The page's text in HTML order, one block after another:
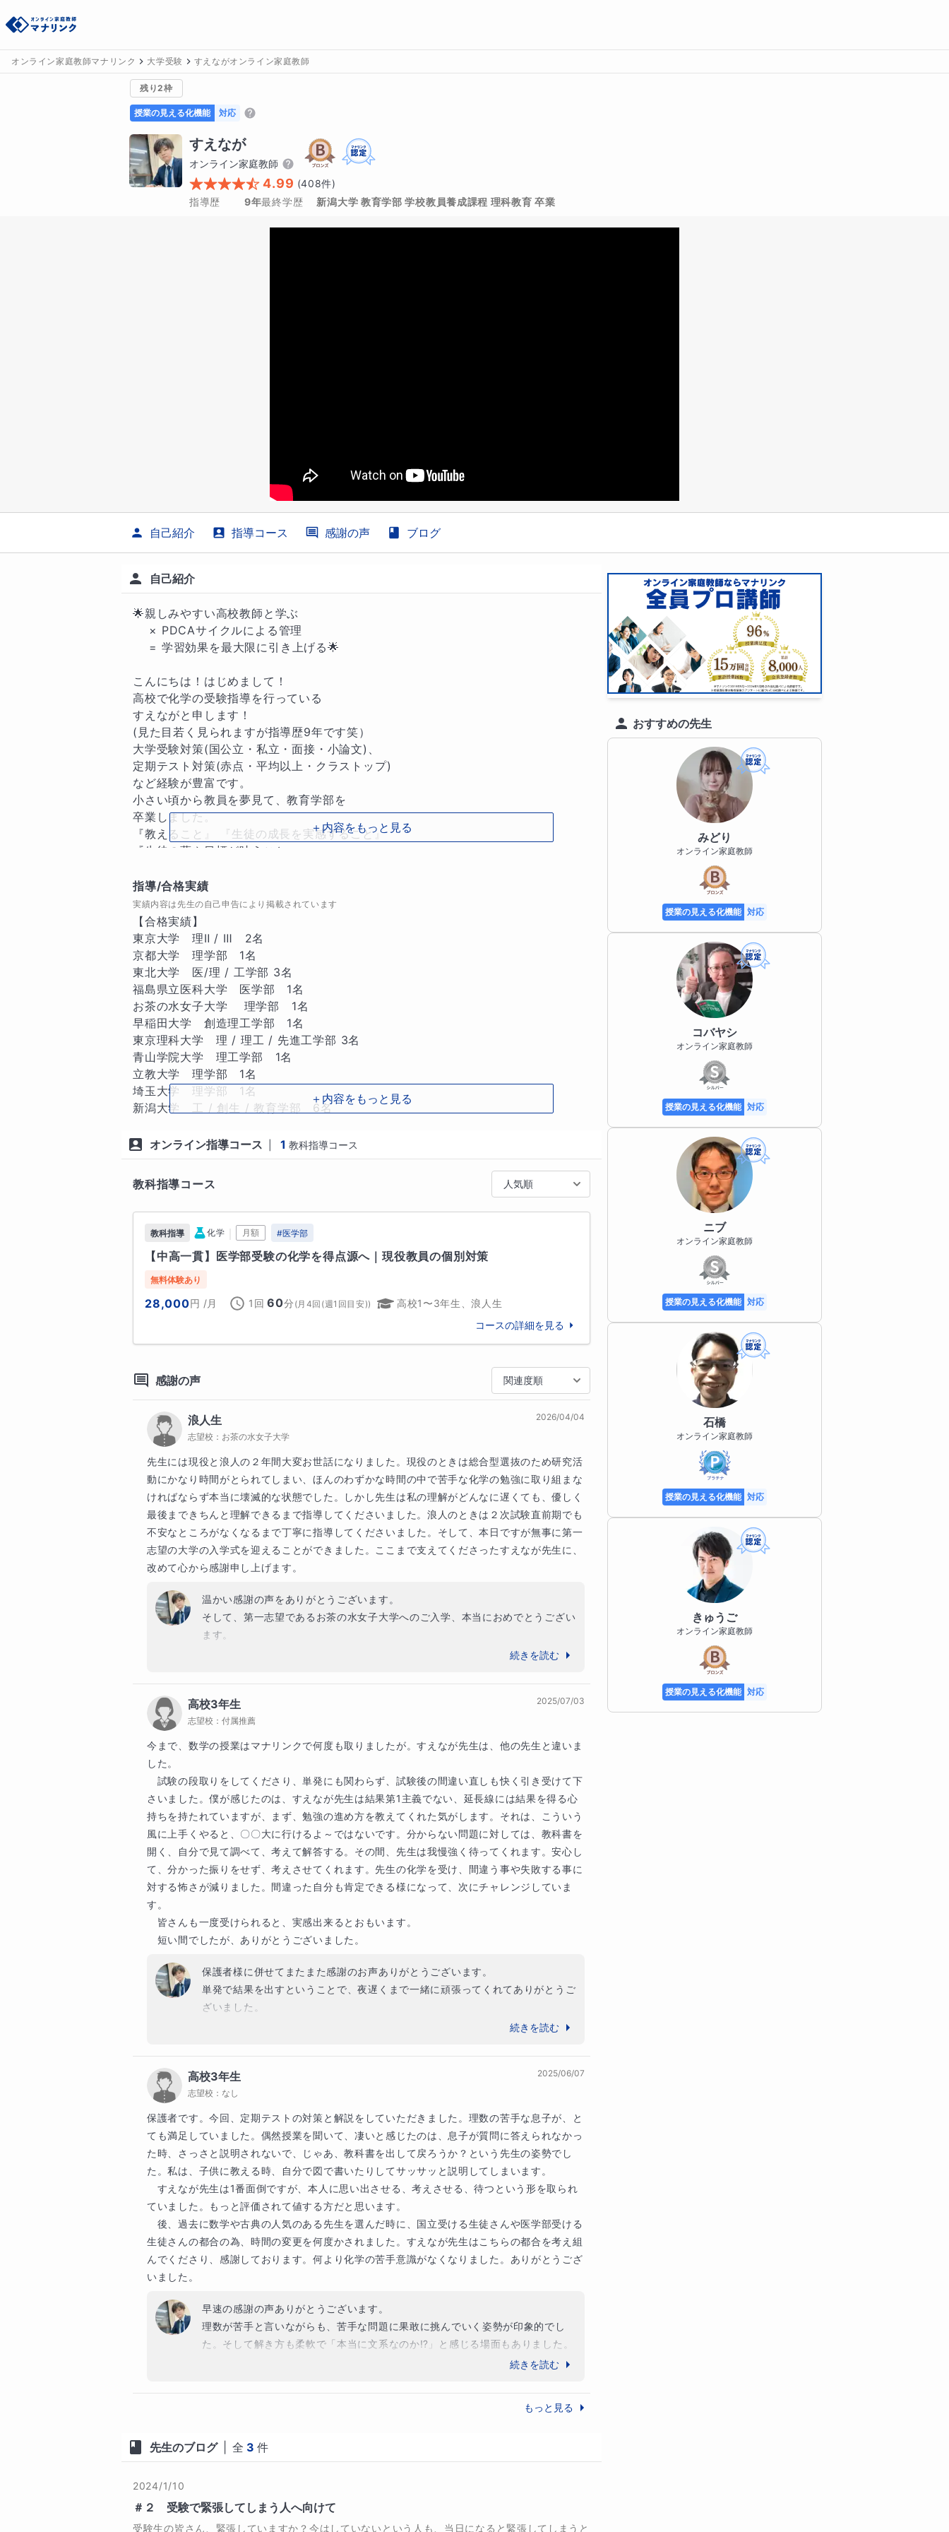
オンライン家庭教師マナリンク 大学受験 すえながオンライン家庭教師
残り2枠
授業の見える化機能 対応
すえなが
オンライン家庭教師
4.99 (408件)
指導歴
9年最終学歴 新潟大学 教育学部 学校教員養成課程 理科教育 卒業
自己紹介 指導コース 感謝の声 ブログ
自己紹介
🌟親しみやすい高校教師と学ぶ
こんにちは！はじめまして！
高校で化学の受験指導を行っている
すえながと申します！
(見た目若く見られますが指導歴9年です笑）
大学受験対策(国公立・私立・面接・小論文)、
定期テスト対策(赤点・平均以上・クラストップ)
など経験が豊富です。
小さい頃から教員を夢見て、教育学部を
卒業しました。
『教えること』 『生徒の成長を実感すること』
『生徒の夢や目標が叶うこと』
👨‍🏫 現役教師として授業・テスト作成にも関わる立場
📚 中高一貫校の進度・難易度を熟知
📈 勉強方法からサポートする指導
を大切にしています。
日頃から、生徒様くらいの年代の子(中高生)を
何年も見ているので、
勉強・進路に対する悩み・不安などに
寄り添って相談に乗ることができます。
色々とお話しながら、
夢に向かって一緒に頑張っていきましょう！！
こんな項目に当てはまっていませんか？
①真面目にやっているつもりだけど
②勉強が苦手、勉強の仕方が分からない
③内容につまずいたり休んだりして、
授業についていけなくなってしまった
④テスト直前期だけ詰め込み学習を行って、
要因の一つとして考えられます。
クラス全員のレベルやニーズにマッチした
正直難しいと痛感しています。
なので私はこれまで、集団での授業は
もちろんのこと、プラスで個別指導・
添削などを行い、一人一人に合った形で
幅広い層の生徒を指導してきました。
そこで私が思ったのは、
「全国にも、個別指導を必要としており、
勉強で困っている人がいるのではないか」
私はマナリンクでのオンライン指導を通して、
勉強に対して悩み事・困り事がある人の手助けを
していきたいと思っています。
☆指導方針について☆
私が指導の中で大切にすることは、
「①PDCAサイクル管理」
「②言語化」です。
①PDCAサイクル管理
・皆さんの長い勉強時間の中で、私が授業で関われるのは、ほんの数時間です。
・目標を達成する為には、みなさん自身の「質が伴った自主学習」が必要です。
・ただ闇雲に量だけを作業のようにこなしていった勉強は、残念ながら身になりませ
ん。
・勉強時間だけに囚われて、点数が伸び悩んでいる生徒をこれまで何人も見てきまし
た。
・そうならないためにも、都度お互いに振り返りを行い、目標から逆算したスケジュ
ールを組み立て、確実に一歩一歩進んでいきましょう。
・受験指導をしていて感じますが、近年共通テストに移行してからというもの、ただ
の丸暗記では、点数を伸ばしていくことが難しくなっています。
・そこで大事なのが「思考力」です。私の授業では考える力を伸ばしていきます。
・思考力はすぐに身に付くものではありません。そのため日々の授業を通して私と
「対話」しながら自分の理解度を「言語化」し、考える力を養っていきましょう。
(１)化学の成績で伸び悩んでいる
(２)自分に合った勉強法が見つかっていない
(３)化学を得意にして大学合格を目指したい
やる気はあるのにこのような壁に
ぶつかっている方は、私と一緒に
乗り越えていきましょう！
まだまだ伝えきれていないことが沢山あるので、続きは授業の中でお話できることを
まずは無料体験授業でお待ちしております。よろしくお願い致します。
保護者様へのメッセージ
私は現在、中高一貫校で理科を教えている現役の学校教員として、日々授業や定期テ
その経験から感じているのは、
「勉強時間」よりも「勉強のやり方」が成績を大きく左右する
ということです。
＋内容をもっと見る
指導/合格実績
実績内容は先生の自己申告により掲載されています
【合格実績】
東京大学　理Ⅱ / Ⅲ　2名
京都大学　理学部　1名
東北大学　医/理 / 工学部 3名
福島県立医科大学　医学部　1名
お茶の水女子大学    理学部   1名
早稲田大学　創造理工学部　1名
東京理科大学　理 / 理工 / 先進工学部 3名
青山学院大学　理工学部　1名
立教大学　理学部　1名
埼玉大学　理学部　1名
新潟大学　工 / 創生 / 教育学部　6名
大学
東北大学
東京大学
難関私立大学
慶應義塾大学
他 2
＋内容をもっと見る
オンライン指導コース 1 教科指導コース
教科指導コース 人気順
教科指導 化学 月額 #医学部
【中高一貫】医学部受験の化学を得点源へ｜現役教員の個別対策
無料体験あり
28,000円 /月 1回 60分 ( 月4回(週1回目安))
高校1〜3年生、浪人生
コースの詳細を見る
感謝の声 関連度順
浪人生
志望校： お茶の水女子大学
2026/04/04
先生には現役と浪人の２年間大変お世話になりました。現役のときは総合型選抜のため研究活
動にかなり時間がとられてしまい、ほんのわずかな時間の中で苦手な化学の勉強に取り組まな
ければならず本当に壊滅的な状態でした。しかし先生は私の理解がどんなに遅くても、優しく
最後まできちんと理解できるまで指導してくださいました。浪人のときは２次試験直前期でも
不安なところがなくなるまで丁寧に指導してくださいました。そして、本日ですが無事に第一
志望の大学の入学式を迎えることができました。ここまで支えてくださったすえなが先生に、
改めて心から感謝申し上げます。
温かい感謝の声をありがとうございます。
そして、第一志望であるお茶の水女子大学へのご入学、本当におめでとうござい
ます。
現役から浪人まで2年間、決して簡単な道のりではなかったと思います。総合型
は、とても大変だったはずです。それでも、分からないところを一つずつ確認
し、最後まで諦めずに取り組み続けた姿勢が、今回の結果につながったのだと思
います。
浪人期の直前期も、不安なところを残さないように丁寧に確認しながら、最後ま
分の言葉で説明できる部分が増えていく様子を見て、私自身もとても嬉しく感じ
ていました。
第一志望の大学の入学式を迎えられたというご報告をいただき、私も本当に胸が
熱くなりました。ここまで努力を積み重ねてきた自分自身を、ぜひ誇りに思って
ください。これからの大学生活でも、研究活動や学びの中で、きっとたくさんの
新しい出会いや挑戦があると思います。これまで努力してきた経験は、必ず今後
2年間、本当によく頑張りました。こちらこそ、大切な受験期に関わらせていた
だき、本当にありがとうございました。大学生活が充実したものになるよう、心
続きを読む
高校3年生
志望校： 付属推薦
2025/07/03
今まで、数学の授業はマナリンクで何度も取りましたが。すえなが先生は、他の先生と違いま
した。
試験の段取りをしてくださり、単発にも関わらず、試験後の間違い直しも快く引き受けて下
さいました。僕が感じたのは、すえなが先生は結果第1主義でない、延長線には結果を得る心
持ちを持たれていますが、まず、勉強の進め方を教えてくれた気がします。それは、こういう
風に上手くやると、〇〇大に行けるよ～ではないです。分からない問題に対しては、教科書を
開く、自分で見て調べて、考えて解答する。その間、先生は我慢強く待ってくれます。安心し
て、分かった振りをせず、考えさせてくれます。先生の化学を受け、間違う事や失敗する事に
対する怖さが減りました。間違った自分も肯定できる様になって、次にチャレンジしていま
す。
皆さんも一度受けられると、実感出来るとおもいます。
短い間でしたが、ありがとうございました。
保護者様に併せてまたまた感謝のお声ありがとうございます。
単発で結果を出すということで、夜遅くまで一緒に頑張ってくれてありがとうご
ざいました。
そうですね、例えば文系学部であれば、今後の人生で化学を勉強することは、ほ
もそうですが、「他科目にも応用できるような勉強の姿勢」というのを大事にし
ました。最初はなかなか大変だったと思うますが、なんとか答えに辿り着こう
と、思い出して・調べて・考えてと一生懸命取り組んでくれていましたね。苦労
して導き出した答えは、たとえ間違っていても価値があります。どんどん間違っ
た数だけ成長できるので、今後もどんどんチャレンジしてもらいたいと思いま
す。
希望進路を実現できるように応援してますので、また機会がありましたらよろし
くお願い致します。ありがとうございました。
続きを読む
高校3年生
志望校： なし
2025/06/07
保護者です。今回、定期テストの対策と解説をしていただきました。理数の苦手な息子が、と
ても満足していました。偶然授業を聞いて、凄いと感じたのは、息子が質問に答えられなかっ
た時、さっさと説明されないで、じゃあ、教科書を出して戻ろうか？という先生の姿勢でし
た。私は、子供に教える時、自分で図で書いたりしてサッサッと説明してしまいます。
すえなが先生は1番面倒ですが、本人に思い出させる、考えさせる、待つという形を取られ
ていました。もっと評価されて値する方だと思います。
後、過去に数学や古典の人気のある先生を選んだ時に、国立受ける生徒さんや医学部受ける
生徒さんの都合の為、時間の変更を何度かされました。すえなが先生はこちらの都合を考え組
んでくださり、感謝しております。何より化学の苦手意識がなくなりました。ありがとうござ
いました。
早速の感謝の声ありがとうございます。
理数が苦手と言いながらも、苦手な問題に果敢に挑んでいく姿勢が印象的でし
た。そして解き方も柔軟で「本当に文系なのか⁉」と感じる場面もありました。
嬉しいお言葉ばかりで少し恥ずかしいですが、確かに私は「生徒自身に考えさせ
単なことですが、先生の力を借りずとも自分の力で答えに辿り着くという経験は
何においても大事だと考えています。そして生徒様はそれにきちんと付いてきて
授業時間帯に関しては細かく連絡いただきこちらも助かりました。やり取りの中
続きを読む
もっと見る
先生のブログ 全 3 件
2024/1/10
＃２ 受験で緊張してしまう人へ向けて
受験生の皆さん、緊張していますか？今はしていないという人も、当日になると緊張してしまうと
おすすめの先生
みどり
オンライン家庭教師
授業の見える化機能 対応
コバヤシ
オンライン家庭教師
授業の見える化機能 対応
ニブ
オンライン家庭教師
授業の見える化機能 対応
石橋
オンライン家庭教師
授業の見える化機能 対応
きゅうご
オンライン家庭教師
授業の見える化機能 対応